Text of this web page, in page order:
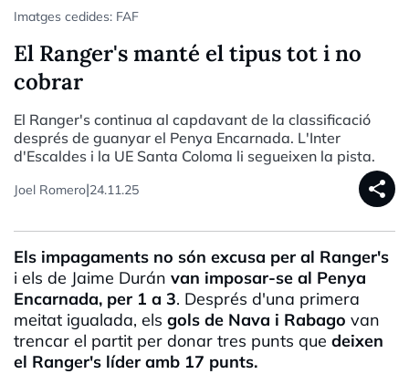
Imatges cedides: FAF
El Ranger's manté el tipus tot i no
cobrar
El Ranger's continua al capdavant de la classificació
després de guanyar el Penya Encarnada. L'Inter
d'Escaldes i la UE Santa Coloma li segueixen la pista.
Joel Romero|24.11.25 share
Els impagaments no són excusa per al Ranger's
i els de Jaime Durán van imposar-se al Penya
Encarnada, per 1 a 3. Després d'una primera
meitat igualada, els gols de Nava i Rabago van
trencar el partit per donar tres punts que deixen
el Ranger's líder amb 17 punts.